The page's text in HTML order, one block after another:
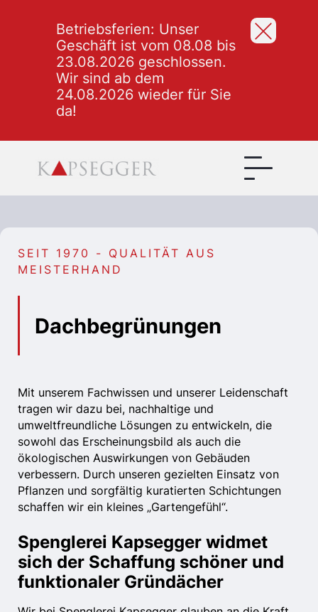
Betriebsferien: Unser
Geschäft ist vom 08.08 bis
23.08.2026 geschlossen.
Wir sind ab dem
24.08.2026 wieder für Sie
da!
SEIT 1970 - QUALITÄT AUS
MEISTERHAND
Dachbegrünungen
Mit unserem Fachwissen und unserer Leidenschaft
tragen wir dazu bei, nachhaltige und
umweltfreundliche Lösungen zu entwickeln, die
sowohl das Erscheinungsbild als auch die
ökologischen Auswirkungen von Gebäuden
verbessern. Durch unseren gezielten Einsatz von
Pflanzen und sorgfältig kuratierten Schichtungen
schaffen wir ein kleines „Gartengefühl“.
Spenglerei Kapsegger widmet
sich der Schaffung schöner und
funktionaler Gründächer